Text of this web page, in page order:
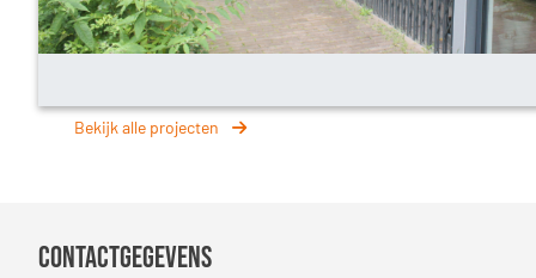
Bekijk alle projecten
Contactgegevens